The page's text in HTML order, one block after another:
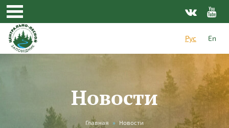
Рус En
Новости
Главная » Новости